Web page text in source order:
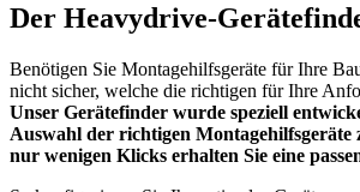
Der Heavydrive-
Benötigen Sie Montagehilfsgeräte für Ihre
nicht sicher, welche die richtigen für Ihre
Unser Gerätefinder wurde speziell
Auswahl der richtigen Montagehilfsgeräte
nur wenigen Klicks erhalten Sie eine